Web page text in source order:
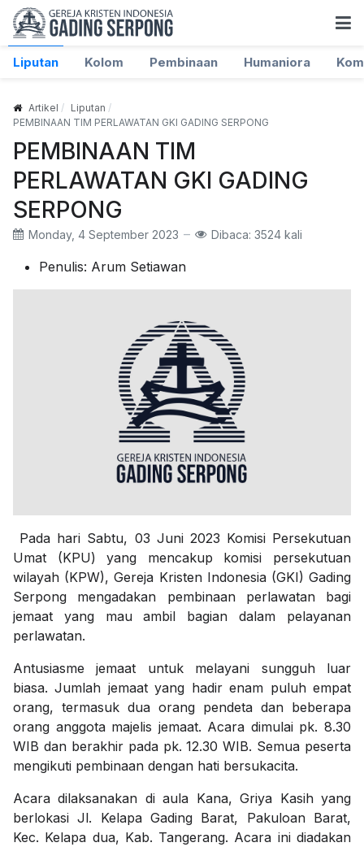
Liputan Kolom Pembinaan Humaniora
Artikel
Liputan
PEMBINAAN TIM PERLAWATAN GKI GADING SERPONG
PEMBINAAN TIM
PERLAWATAN GKI GADING
SERPONG
Monday, 4 September 2023 Dibaca: 3524 kali
Penulis: Arum Setiawan
Pada hari Sabtu, 03 Juni 2023 Komisi Persekutuan
Umat (KPU) yang mencakup komisi persekutuan
wilayah (KPW), Gereja Kristen Indonesia (GKI) Gading
Serpong mengadakan pembinaan perlawatan bagi
jemaat yang mau ambil bagian dalam pelayanan
perlawatan.
Antusiasme jemaat untuk melayani sungguh luar
biasa. Jumlah jemaat yang hadir enam puluh empat
orang, termasuk dua orang pendeta dan beberapa
orang anggota majelis jemaat. Acara dimulai pk. 8.30
WIB dan berakhir pada pk. 12.30 WIB. Semua peserta
mengikuti pembinaan dengan hati bersukacita.
Acara dilaksanakan di aula Kana, Griya Kasih yang
berlokasi Jl. Kelapa Gading Barat, Pakuloan Barat,
Kec. Kelapa dua, Kab. Tangerang. Acara ini diadakan